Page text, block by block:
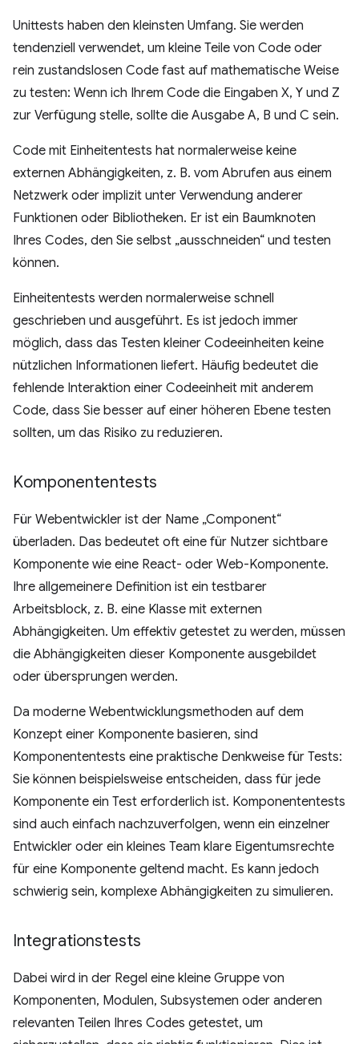
Unittests haben den kleinsten Umfang. Sie werden
tendenziell verwendet, um kleine Teile von Code oder
rein zustandslosen Code fast auf mathematische Weise
zu testen: Wenn ich Ihrem Code die Eingaben X, Y und Z
zur Verfügung stelle, sollte die Ausgabe A, B und C sein.
Code mit Einheitentests hat normalerweise keine
externen Abhängigkeiten, z. B. vom Abrufen aus einem
Netzwerk oder implizit unter Verwendung anderer
Funktionen oder Bibliotheken. Er ist ein Baumknoten
Ihres Codes, den Sie selbst „ausschneiden“ und testen
können.
Einheitentests werden normalerweise schnell
geschrieben und ausgeführt. Es ist jedoch immer
möglich, dass das Testen kleiner Codeeinheiten keine
nützlichen Informationen liefert. Häufig bedeutet die
fehlende Interaktion einer Codeeinheit mit anderem
Code, dass Sie besser auf einer höheren Ebene testen
sollten, um das Risiko zu reduzieren.
Komponententests
Für Webentwickler ist der Name „Component“
überladen. Das bedeutet oft eine für Nutzer sichtbare
Komponente wie eine React- oder Web-Komponente.
Ihre allgemeinere Definition ist ein testbarer
Arbeitsblock, z. B. eine Klasse mit externen
Abhängigkeiten. Um effektiv getestet zu werden, müssen
die Abhängigkeiten dieser Komponente ausgebildet
oder übersprungen werden.
Da moderne Webentwicklungsmethoden auf dem
Konzept einer Komponente basieren, sind
Komponententests eine praktische Denkweise für Tests:
Sie können beispielsweise entscheiden, dass für jede
Komponente ein Test erforderlich ist. Komponententests
sind auch einfach nachzuverfolgen, wenn ein einzelner
Entwickler oder ein kleines Team klare Eigentumsrechte
für eine Komponente geltend macht. Es kann jedoch
schwierig sein, komplexe Abhängigkeiten zu simulieren.
Integrationstests
Dabei wird in der Regel eine kleine Gruppe von
Komponenten, Modulen, Subsystemen oder anderen
relevanten Teilen Ihres Codes getestet, um